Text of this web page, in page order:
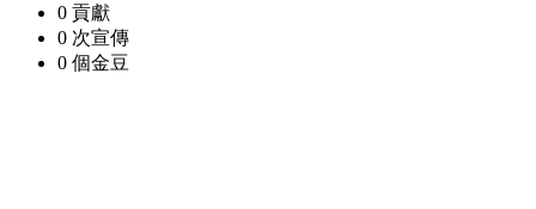
0 貢獻
0 次宣傳
0 個金豆